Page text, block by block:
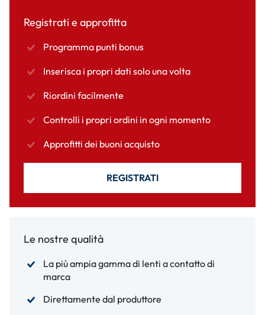
Registrati e approfitta
Programma punti bonus
Inserisca i propri dati solo una volta
Riordini facilmente
Controlli i propri ordini in ogni momento
Approfitti dei buoni acquisto
REGISTRATI
Le nostre qualità
La più ampia gamma di lenti a contatto di
marca
Direttamente dal produttore